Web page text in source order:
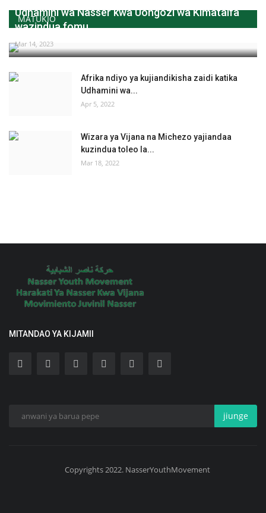
MATUKIO
Udhamini wa Nasser kwa Uongozi wa Kimataifa
wazindua fomu...
Mar 14, 2023
Afrika ndiyo ya kujiandikisha zaidi katika
Udhamini wa...
Apr 5, 2022
Wizara ya Vijana na Michezo yajiandaa
kuzindua toleo la...
Mar 18, 2022
MITANDAO YA KIJAMII
jiunge
Copyrights 2022. NasserYouthMovement